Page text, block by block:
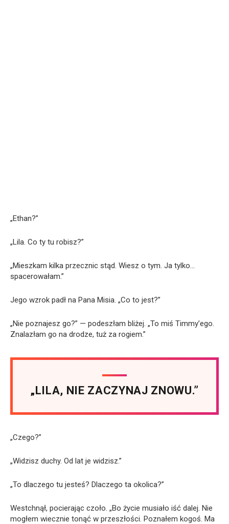
„Ethan?”
„Lila. Co ty tu robisz?”
„Mieszkam kilka przecznic stąd. Wiesz o tym. Ja tylko…
spacerowałam.”
Jego wzrok padł na Pana Misia. „Co to jest?”
„Nie poznajesz go?” — podeszłam bliżej. „To miś Timmy’ego.
Znalazłam go na drodze, tuż za rogiem.”
„LILA, NIE ZACZYNAJ ZNOWU.”
„Czego?”
„Widzisz duchy. Od lat je widzisz.”
„To dlaczego tu jesteś? Dlaczego ta okolica?”
Westchnął, pocierając czoło. „Bo życie musiało iść dalej. Nie
mogłem wiecznie tonąć w przeszłości. Poznałem kogoś. Ma